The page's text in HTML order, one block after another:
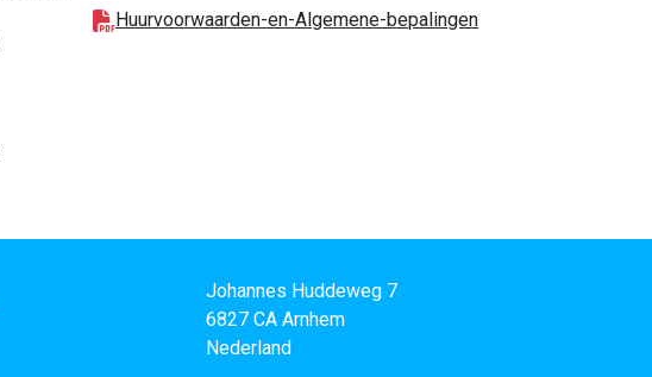
Huurvoorwaarden-en-Algemene-bepalingen
Johannes Huddeweg 7
6827 CA Arnhem
Nederland